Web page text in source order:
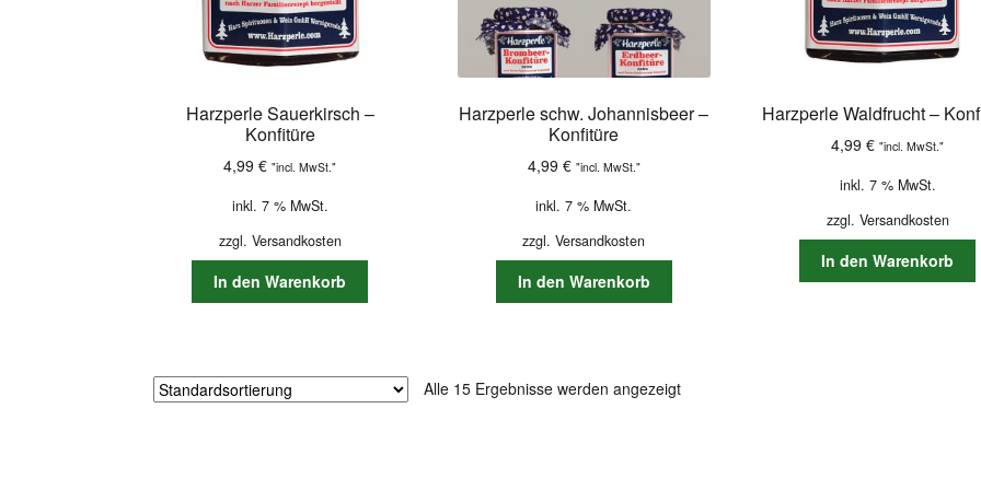
Harzperle Sauerkirsch –
Konfitüre
4,99€ "incl. MwSt."
inkl. 7 % MwSt.
zzgl. Versandkosten
In den Warenkorb
Harzperle schw. Johannisbeer –
Konfitüre
4,99 € "incl. MwSt."
inkl. 7 % MwSt.
zzgl.Versandkosten
In den Warenkorb
Harzperle Waldfrucht –
4,99€ "incl. MwSt."
inkl. 7 % MwSt.
zzgl. Versandkosten
In den Warenkorb
Alle 15 Ergebnisse werden angezeigt